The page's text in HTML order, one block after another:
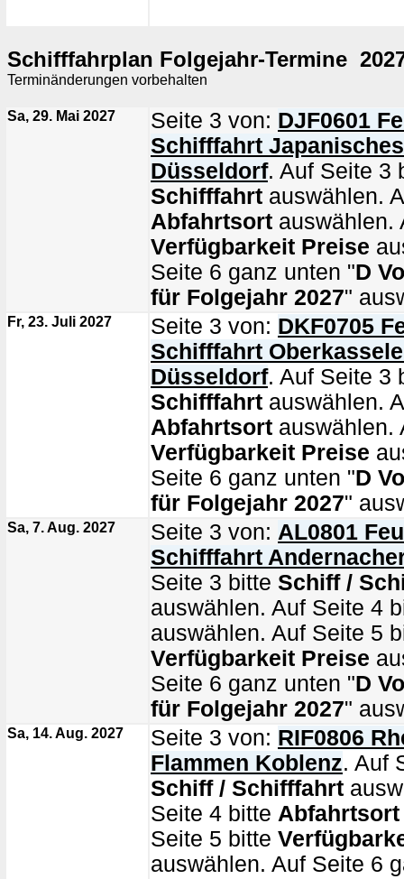
Schifffahrplan Folgejahr-Termine
Terminänderungen vorbehalten
Sa, 29. Mai 2027 Seite 3 von: DJF0601
Schifffahrt
Düsseldorf. Auf Seite 3
Schifffahrt auswählen.
Abfahrtsort auswählen.
Verfügbarkeit Preise
Seite 6 ganz unten "D
für Folgejahr 2027"
Fr, 23. Juli 2027 Seite 3 von: DKF0705
Schifffahrt
Düsseldorf. Auf Seite 3
Schifffahrt auswählen.
Abfahrtsort auswählen.
Verfügbarkeit Preise
Seite 6 ganz unten "D
für Folgejahr 2027"
Sa, 7. Aug. 2027 Seite 3 von: AL0801
Schifffahrt
Seite 3 bitte Schiff /
auswählen. Auf Seite 4
auswählen. Auf Seite 5
Verfügbarkeit Preise
Seite 6 ganz unten "D
für Folgejahr 2027"
Sa, 14. Aug. 2027 Seite 3 von: RIF0806
Flammen Koblenz. Auf
Schiff / Schifffahrt
Seite 4 bitte Abfahrtsort
Seite 5 bitte
auswählen. Auf Seite 6